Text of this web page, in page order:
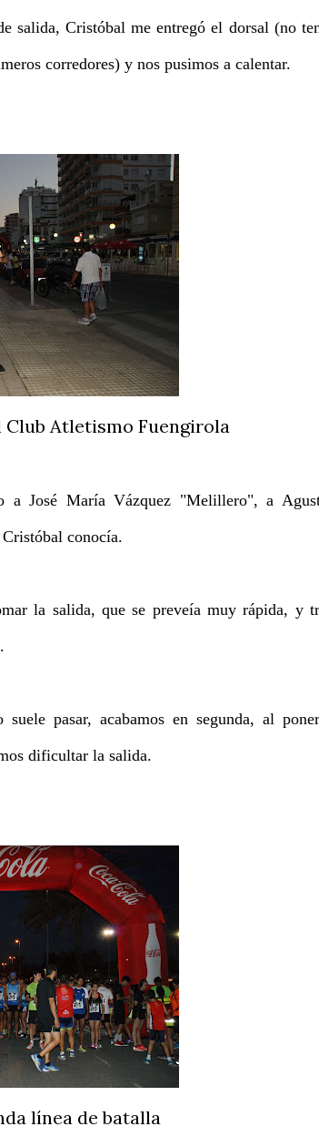
salida, Cristóbal me entregó el dorsal (no
corredores) y nos pusimos a calentar.
Atletismo Fuengirola
a José María Vázquez "Melillero", a
conocía.
la salida, que se preveía muy rápida, y
pasar, acabamos en segunda, al
dificultar la salida.
línea de batalla